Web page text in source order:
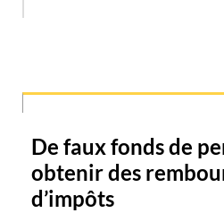
De faux fonds de
obtenir des
d’impôts